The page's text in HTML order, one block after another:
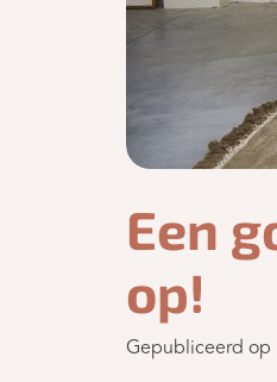
Een
op!
Gepubliceerd op